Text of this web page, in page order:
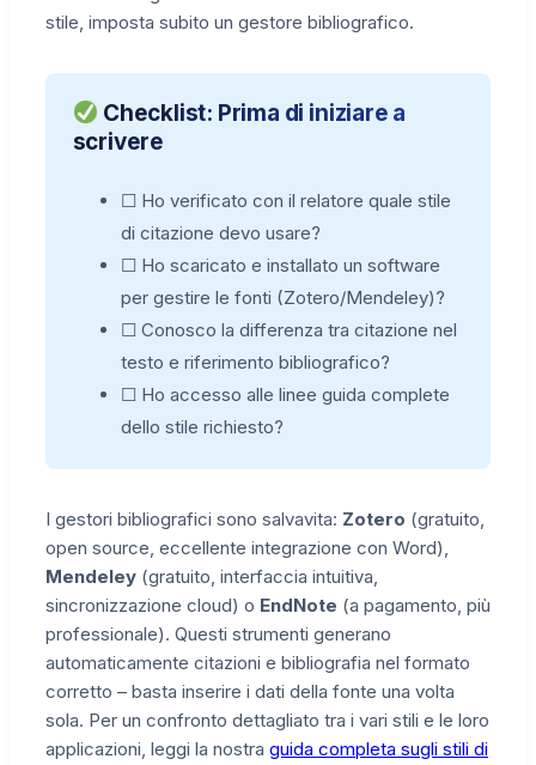
stile, imposta subito un gestore bibliografico.
Checklist: Prima di iniziare a
scrivere
☐ Ho verificato con il relatore quale stile
di citazione devo usare?
☐ Ho scaricato e installato un software
per gestire le fonti (Zotero/Mendeley)?
☐ Conosco la differenza tra citazione nel
testo e riferimento bibliografico?
☐ Ho accesso alle linee guida complete
dello stile richiesto?
I gestori bibliografici sono salvavita: Zotero (gratuito,
open source, eccellente integrazione con Word),
Mendeley (gratuito, interfaccia intuitiva,
sincronizzazione cloud) o EndNote (a pagamento, più
professionale). Questi strumenti generano
automaticamente citazioni e bibliografia nel formato
corretto – basta inserire i dati della fonte una volta
sola. Per un confronto dettagliato tra i vari stili e le loro
applicazioni, leggi la nostra guida completa sugli stili di